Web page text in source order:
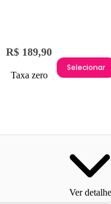
R$ 189,90
Taxa zero
Selecionar
Ver